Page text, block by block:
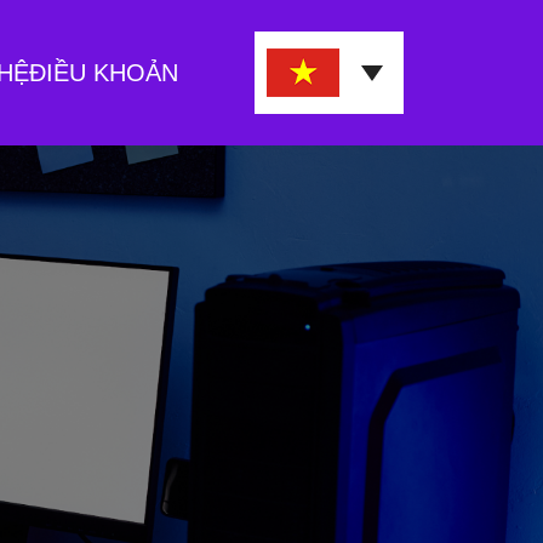
TIẾNG VIỆT
TIẾNG ANH
TIẾNG TRUNG
ĐIỀU KHOẢN